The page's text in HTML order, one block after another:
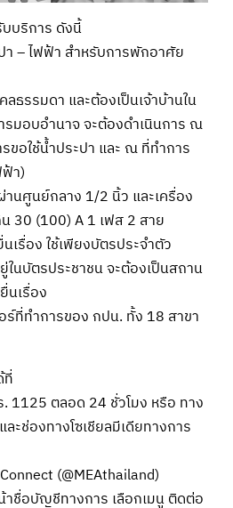
บบริการ ดังนี้
า – ไฟฟ้า สำหรับการพักอาศัย
ธรรมดา และต้องเป็นเจ้าบ้านใน
มอบอำนาจ จะต้องดำเนินการ ณ
ขอใช้น้ำประปา และ ณ ที่ทำการ
า)
นศูนย์กลาง 1/2 นิ้ว และเครื่อง
30 (100) A 1 เฟส 2 สาย
เรื่อง ใช้เพียงบัตรประจำตัว
ในบัตรประชาชน จะต้องเป็นสถาน
นเรื่อง
ร์ที่ทำการของ กปน. ทั้ง 18 สาขา
ที่
. 1125 ตลอด 24 ชั่วโมง หรือ ทาง
ะช่องทางโซเชียลมีเดียทางการ
(@MEAthailand)
ชื่อบัญชีทางการ เลือกเมนู ติดต่อ